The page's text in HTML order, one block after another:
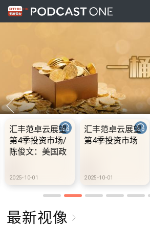
国政
为美
10.2.1 内地国庆
假期连中秋节假
期 不少内地旅客
10.2.2
前当局
3000
设300
充电站
最新视像